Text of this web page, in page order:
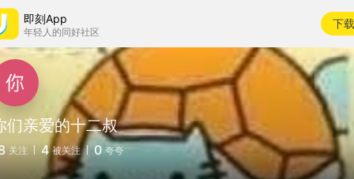
即刻App
年轻人的同好社区
下载
们亲爱的十二叔
关注 4 被关注 0 夸夸